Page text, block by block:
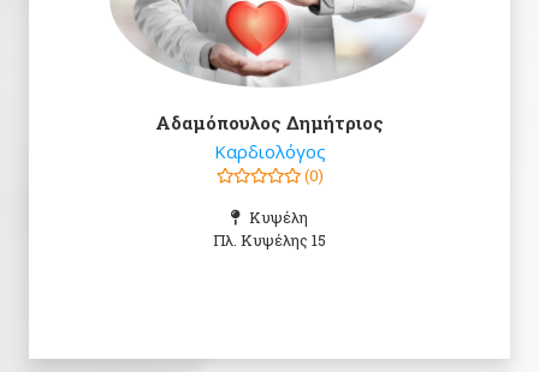
Αδαμόπουλος Δημήτριος
Καρδιολόγος
(0)
Κυψέλη
Πλ. Κυψέλης 15